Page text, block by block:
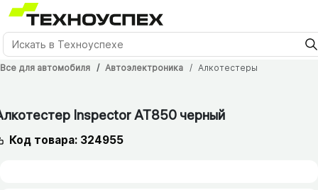
Все для автомобиля Автоэлектроника Алкотестеры
Inspector AT850 черный
Код товара: 324955